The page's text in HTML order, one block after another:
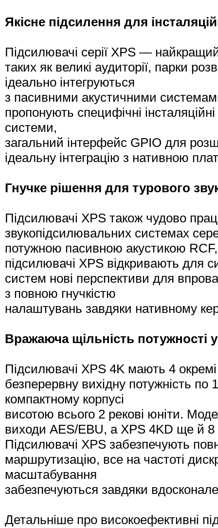
Якісне підсилення для
Підсилювачі серії XPS —
таких як великі аудиторії, парки
ідеально інтегруються
з пасивними акустичними
пропонують специфічні
системи,
загальний інтерфейс GPIO для
ідеальну інтеграцію з нативною
Гнучке рішення для турового
Підсилювачі XPS також чудово
звукопідсилювальних системах
потужною пасивною акустикою RCF,
підсилювачі XPS відкривають для
систем нові перспективи для
з повною гнучкістю
налаштувань завдяки нативному
Вражаюча щільність потужності
Підсилювачі XPS 4K мають 4
безперервну вихідну потужність
компактному корпусі
висотою всього 2 рекові юніти.
виходи AES/EBU, а XPS 4KD ще й 8
Підсилювачі XPS забезпечують
маршрутизацію, все на частоті
масштабування
забезпечуються завдяки
Детальніше про високоефективні